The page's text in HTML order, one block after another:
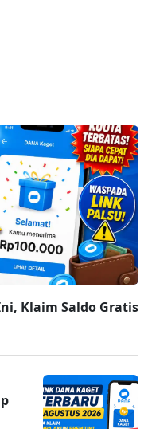
Klaim Saldo Gratis